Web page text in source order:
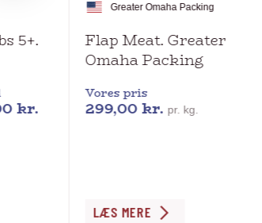
5+.
kr.
Greater Omaha Packing
Flap Meat. Greater
Omaha Packing
Vores pris
299,00kr. pr. kg.
Dette
LÆS MERE